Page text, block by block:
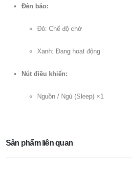
Đèn báo:
Đỏ: Chế độ chờ
Xanh: Đang hoạt động
Nút điều khiển:
Nguồn / Ngủ (Sleep) ×1
Sản phẩm liên quan